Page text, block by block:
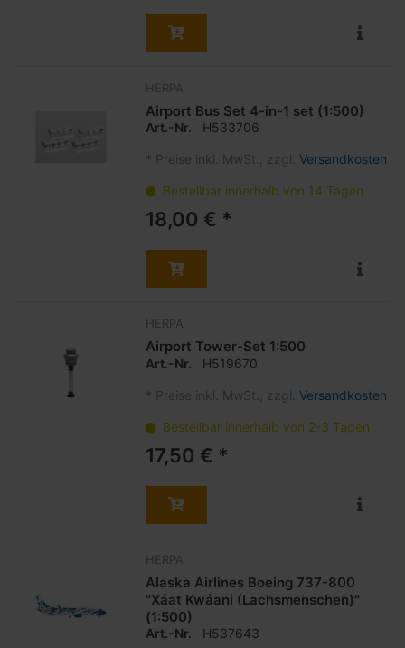
HERPA
Airport Bus Set 4-in-1 set (1:500)
Art.-Nr. H533706
* Preise inkl. MwSt., zzgl. Versandkosten
Bestellbar innerhalb von 14 Tagen
18,00 € *
HERPA
Airport Tower-Set 1:500
Art.-Nr. H519670
* Preise inkl. MwSt., zzgl. Versandkosten
Bestellbar innerhalb von 2-3 Tagen
17,50 € *
HERPA
Alaska Airlines Boeing 737-800
"Xáat Kwáani (Lachsmenschen)"
(1:500)
Art.-Nr. H537643